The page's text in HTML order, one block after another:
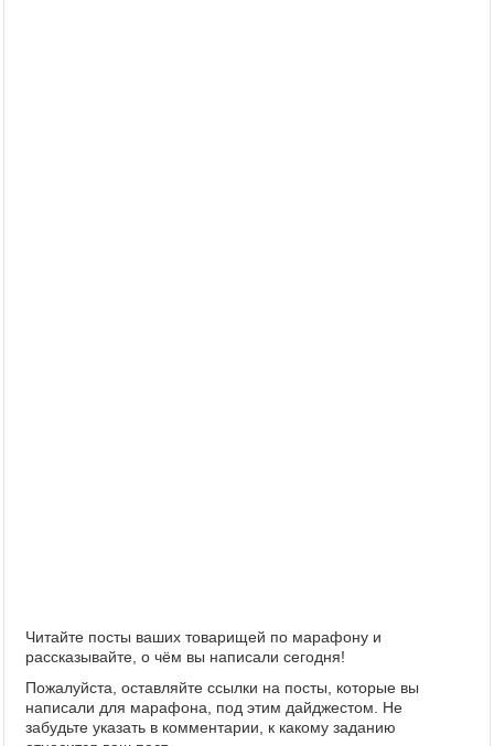
Читайте посты ваших товарищей по марафону и
рассказывайте, о чём вы написали сегодня!
Пожалуйста, оставляйте ссылки на посты, которые вы
написали для марафона, под этим дайджестом. Не
забудьте указать в комментарии, к какому заданию